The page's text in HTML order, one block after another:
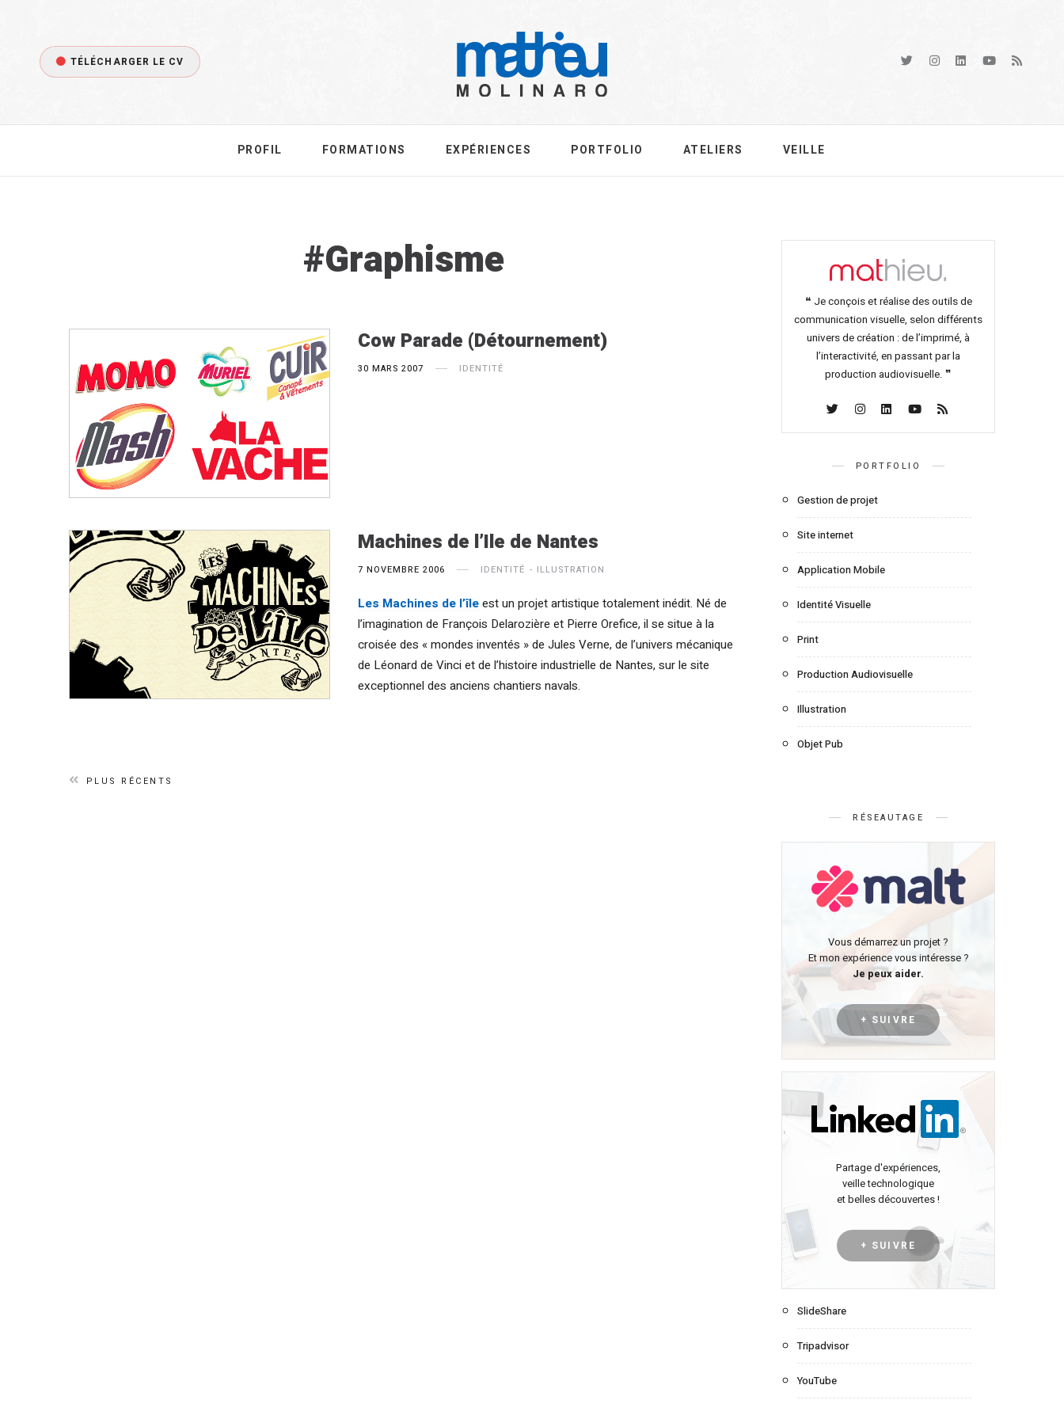
TÉLÉCHARGER LE CV
PROFIL FORMATIONS EXPÉRIENCES PORTFOLIO ATELIERS VEILLE
Tag:
Graphisme
Cow Parade (Détournement)
30 MARS 2007 IDENTITÉ
Machines de l’Ile de Nantes
7 NOVEMBRE 2006 IDENTITÉ ILLUSTRATION
Les Machines de l’îleest un projet artistique totalement inédit. Né de
l’imagination de François Delarozière et Pierre Orefice, il se situe à la
croisée des « mondes inventés » de Jules Verne, de l’univers mécanique
de Léonard de Vinci et de l’histoire industrielle de Nantes, sur le site
exceptionnel des anciens chantiers navals.
PLUS RÉCENTS
❝ Je conçois et réalise des outils de
communication visuelle, selon différents
univers de création : de l’imprimé, à
l’interactivité, en passant par la
production audiovisuelle. ❞
PORTFOLIO
Gestion de projet
Site internet
Application Mobile
Identité Visuelle
Print
Production Audiovisuelle
Illustration
Objet Pub
RÉSEAUTAGE
Vous démarrez un projet ?
Et mon expérience vous intéresse ?
Je peux aider.
+ SUIVRE
Partage d'expériences,
veille technologique
et belles découvertes !
+ SUIVRE
SlideShare
Tripadvisor
YouTube